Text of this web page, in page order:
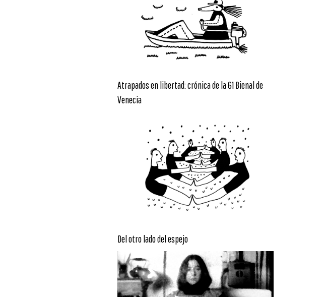
Atrapados en libertad: crónica de la 61 Bienal de
Venecia
Del otro lado del espejo